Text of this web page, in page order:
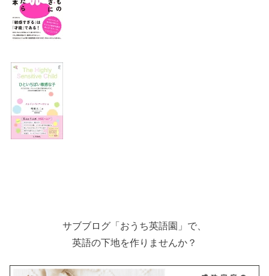
サブブログ「おうち英語園」で、
英語の下地を作りませんか？